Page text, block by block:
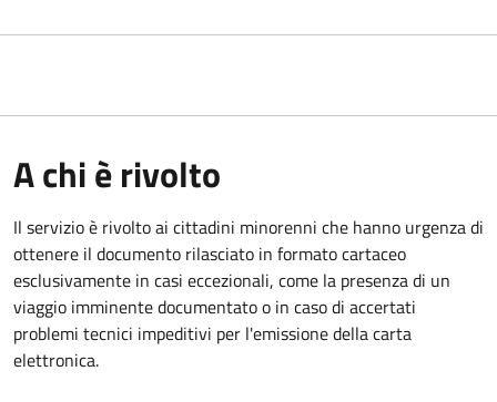
A chi è rivolto
Il servizio è rivolto ai cittadini minorenni che hanno urgenza di
ottenere il documento rilasciato in formato cartaceo
esclusivamente in casi eccezionali, come la presenza di un
viaggio imminente documentato o in caso di accertati
problemi tecnici impeditivi per l'emissione della carta
elettronica.